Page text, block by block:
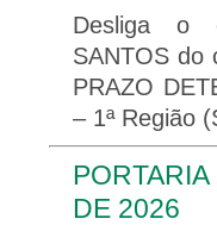
Desliga o
SANTOS do
PRAZO
– 1ª Região
DE 2026